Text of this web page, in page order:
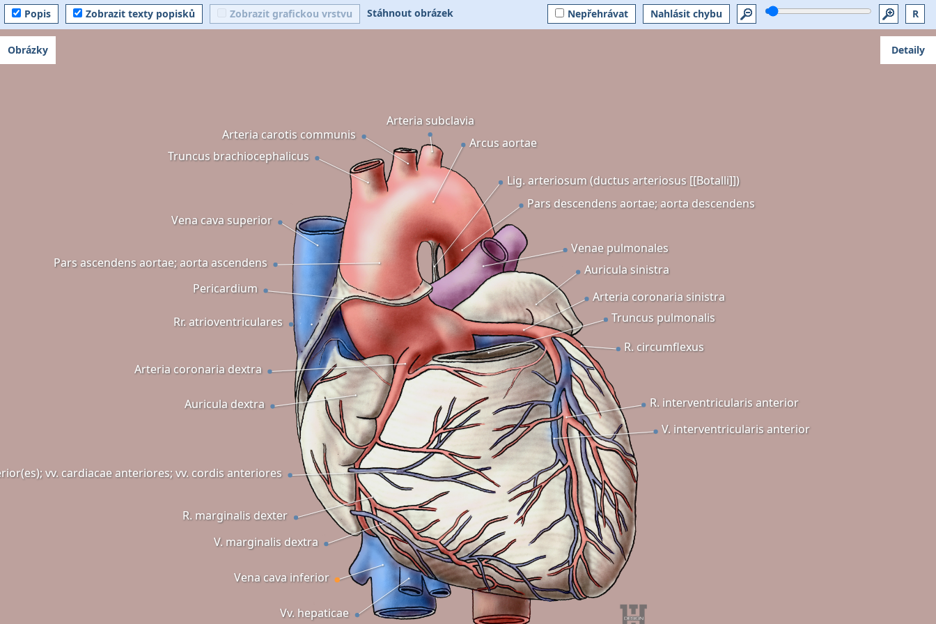
Popis Zobrazit texty popisků Zobrazit grafickou vrstvu Stáhnout obrázek R
Nahlásit chybu
Nepřehrávat
R. interventricularis anterior
R. circumflexus
Arteria coronaria dextra
Arteria coronaria sinistra
Venae pulmonales
Auricula sinistra
Auricula dextra
Vv. hepaticae
Vena cava inferior
Vena cava superior
Arteria subclavia
Arteria carotis communis
Truncus brachiocephalicus
Truncus pulmonalis
Lig. arteriosum (ductus arteriosus [[Botalli]])
Pars descendens aortae; aorta descendens
Arcus aortae
Pars ascendens aortae; aorta ascendens
Rr. atrioventriculares
R. marginalis dexter
Pericardium
vv. cardiacae anteriores; vv. cordis anteriores
V. interventricularis anterior
V. marginalis dextra
Obrázky Detaily